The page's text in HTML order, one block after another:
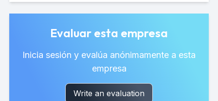
Evaluar esta empresa
Inicia sesión y evalúa anónimamente a esta
empresa
Write an evaluation